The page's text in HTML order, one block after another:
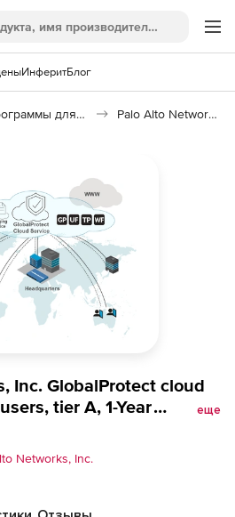
ИнферитБлог
Программы для защиты информации Palo Alto Networks GlobalProtect Cloud
Inc. GlobalProtect cloud
tier A, 1-Year
user
еще
Networks, Inc.